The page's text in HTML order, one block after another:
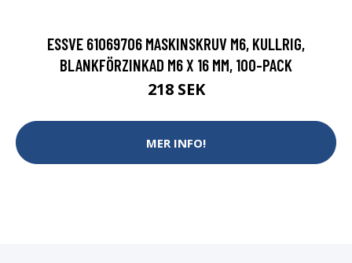
ESSVE 61069706 MASKINSKRUV M6, KULLRIG,
BLANKFÖRZINKAD M6 X 16 MM, 100-PACK
218 SEK
MER INFO!